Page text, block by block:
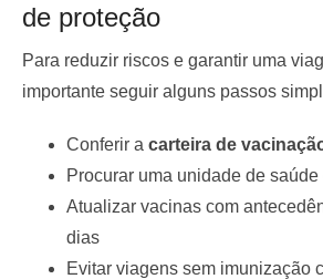
de proteção
Para reduzir riscos e garantir uma
importante seguir alguns passos
Conferir a carteira de
Procurar uma unidade de
Atualizar vacinas com
dias
Evitar viagens sem imunização